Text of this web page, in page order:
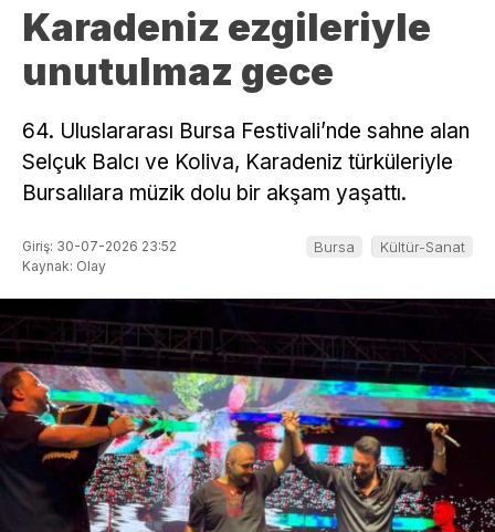
Karadeniz ezgileriyle
unutulmaz gece
64. Uluslararası Bursa Festivali’nde sahne alan
Selçuk Balcı ve Koliva, Karadeniz türküleriyle
Bursalılara müzik dolu bir akşam yaşattı.
Giriş: 30-07-2026 23:52
Kaynak: Olay
Bursa Kültür-Sanat